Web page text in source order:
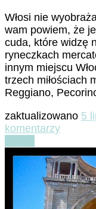
Włosi nie
wam powiem, że
cuda, które widzę
ryneczkach
innym miejscu
trzech miłościach
Reggiano,
zaktualizowano 5
komentarzydo
się
jak
głupi
do
sera,